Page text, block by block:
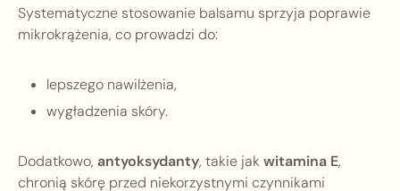
Systematyczne stosowanie balsamu sprzyja poprawie
mikrokrążenia, co prowadzi do:
lepszego nawilżenia,
wygładzenia skóry.
Dodatkowo, antyoksydanty, takie jak witamina E,
chronią skórę przed niekorzystnymi czynnikami